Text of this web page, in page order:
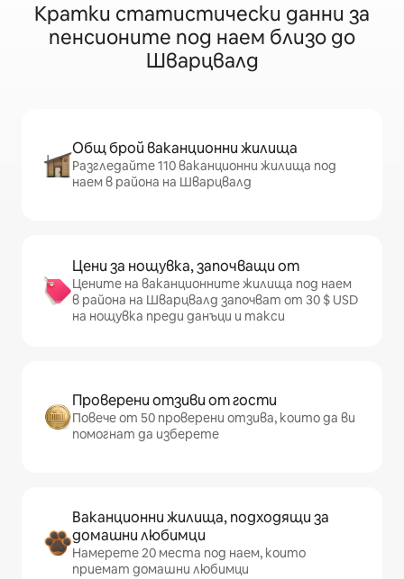
Кратки статистически данни за
пенсионите под наем близо до
Шварцвалд
Общ брой ваканционни жилища
Разгледайте 110 ваканционни жилища под
наем в района на Шварцвалд
Цени за нощувка, започващи от
Цените на ваканционните жилища под наем
в района на Шварцвалд започват от 30 $ USD
на нощувка преди данъци и такси
Проверени отзиви от гости
Повече от 50 проверени отзива, които да ви
помогнат да изберете
Ваканционни жилища, подходящи за
домашни любимци
Намерете 20 места под наем, които
приемат домашни любимци